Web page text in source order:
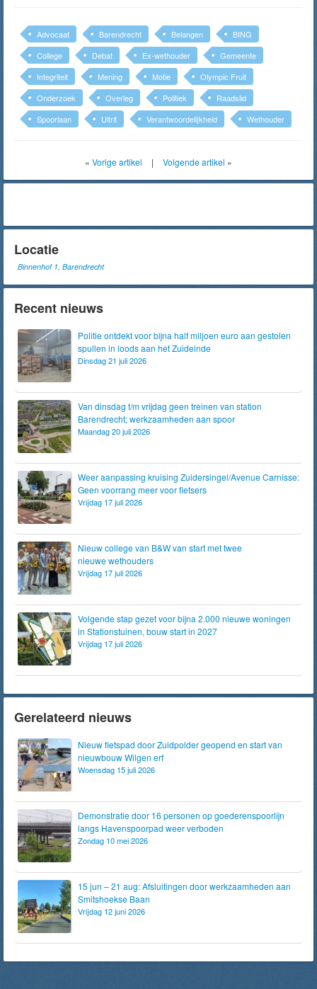
Advocaat Barendrecht Belangen
BING
College
Debat Ex-wethouder
Gemeente
Integriteit
Mening Motie
Olympic Fruit
Onderzoek
Overleg Politiek
Raadslid
Spoorlaan
Uitrit Verantwoordelijkheid Wethouder
« Vorige artikel | Volgende artikel »
Locatie
Binnenhof 1, Barendrecht
Recent nieuws
Politie ontdekt voor bijna half miljoen euro aan gestolen
spullen in loods aan het Zuideinde
Dinsdag 21 juli 2026
Van dinsdag t/m vrijdag geen treinen van station
Barendrecht; werkzaamheden aan spoor
Maandag 20 juli 2026
Weer aanpassing kruising Zuidersingel/Avenue Carnisse:
Geen voorrang meer voor fietsers
Vrijdag 17 juli 2026
Nieuw college van B&W van start met twee
nieuwe wethouders
Vrijdag 17 juli 2026
Volgende stap gezet voor bijna 2.000 nieuwe woningen
in Stationstuinen, bouw start in 2027
Vrijdag 17 juli 2026
Gerelateerd nieuws
Nieuw fietspad door Zuidpolder geopend en start van
nieuwbouw Wilgen erf
Woensdag 15 juli 2026
Demonstratie door 16 personen op goederenspoorlijn
langs Havenspoorpad weer verboden
Zondag 10 mei 2026
15 jun – 21 aug: Afsluitingen door werkzaamheden aan
Smitshoekse Baan
Vrijdag 12 juni 2026